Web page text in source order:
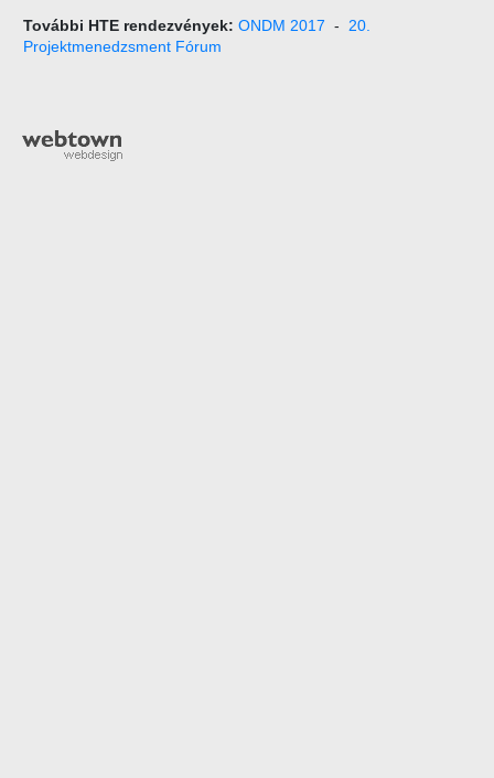
További HTE rendezvények: ONDM 2017 - 20.
Projektmenedzsment Fórum